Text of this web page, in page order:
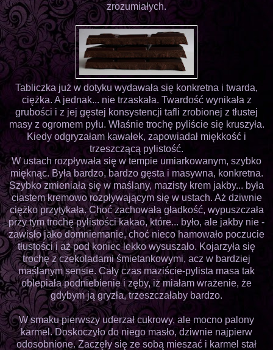
zrozumiałych.
Tabliczka już w dotyku wydawała się konkretna i twarda,
ciężka. A jednak... nie trzaskała. Twardość wynikała z
grubości i z jej gęstej konsystencji tafli zrobionej z tłustej
masy z ogromem pyłu. Właśnie trochę pyliście się kruszyła.
Kiedy odgryzałam kawałek, zapowiadał miękkość i
trzeszczącą pylistość.
W ustach rozpływała się w tempie umiarkowanym, szybko
mięknąc. Była bardzo, bardzo gęsta i masywna, konkretna.
Szybko zmieniała się w maślany, mazisty krem jakby... była
ciastem kremowo rozpływającym się w ustach. Aż dziwnie
ciężko przytykała. Choć zachowała gładkość, wypuszczała
przy tym trochę pylistości kakao, które... było, ale jakby nie -
zawisło jako domniemanie, choć nieco hamowało poczucie
tłustości i aż pod koniec lekko wysuszało. Kojarzyła się
trochę z czekoladami śmietankowymi, acz w bardziej
maślanym sensie. Cały czas maziście-pylista masa tak
oblepiała podniebienie i zęby, iż miałam wrażenie, że
gdybym ją gryzła, trzeszczałaby bardzo.
W smaku pierwszy uderzał cukrowy, ale mocno palony
karmel. Doskoczyło do niego masło, dziwnie najpierw
odosobnione. Zaczęły się ze sobą mieszać i karmel stał